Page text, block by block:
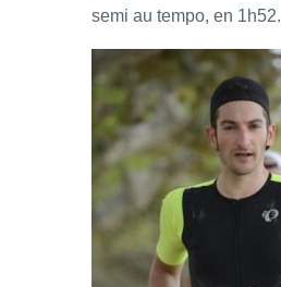
semi au tempo, en 1h52.